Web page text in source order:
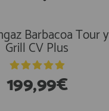
Barbacoa Tour y
Grill CV Plus
199,99€